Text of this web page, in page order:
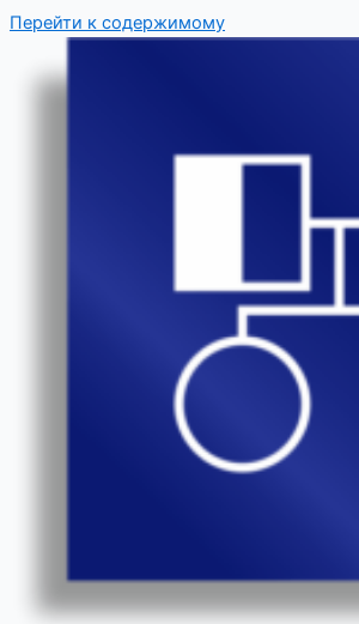
Перейти к содержимому